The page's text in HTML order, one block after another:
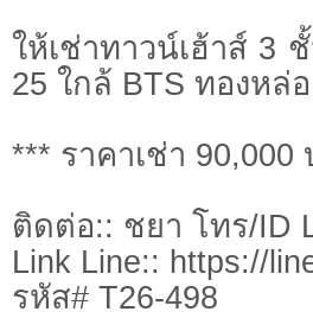
ให้เช่าทาวน์เฮ้าส์ 3
25 ใกล้ BTS ทองหล่
*** ราคาเช่า 90,000
ติดต่อ:: ชยา โทร/ID
Link Line:: https://
รหัส# T26-498